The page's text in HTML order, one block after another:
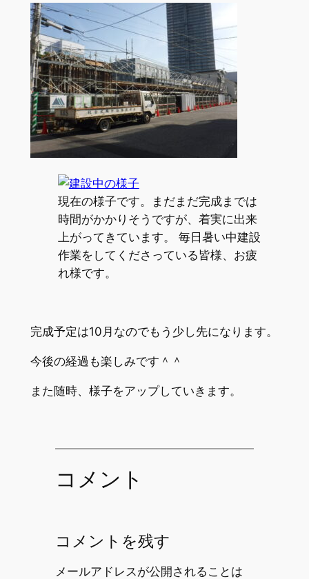
現在の様子です。まだまだ完成までは
時間がかかりそうですが、着実に出来
上がってきています。 毎日暑い中建設
作業をしてくださっている皆様、お疲
れ様です。
完成予定は10月なのでもう少し先になります。
今後の経過も楽しみです＾＾
また随時、様子をアップしていきます。
コメント
コメントを残す
メールアドレスが公開されることは